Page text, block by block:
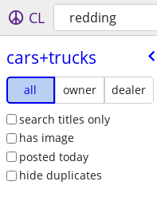
CL redding
cars+trucks
all owner
dealer
search titles only
has image
posted today
hide duplicates